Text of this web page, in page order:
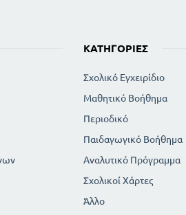
ΚΑΤΗΓΟΡΊΕΣ
Σχολικό Εγχειρίδιο
Μαθητικό Βοήθημα
Περιοδικό
Παιδαγωγικό Βοήθημα
Αναλυτικό Πρόγραμμα
Σχολικοί Χάρτες
Άλλο